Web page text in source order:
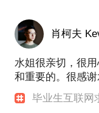
肖柯夫
水姐很亲切，很
和重要的。很感谢
毕业生互联网